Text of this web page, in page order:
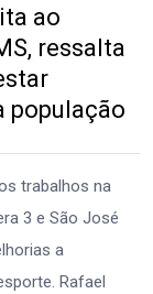
ao
ressalta
população
trabalhos na
3 e São José
a
Rafael